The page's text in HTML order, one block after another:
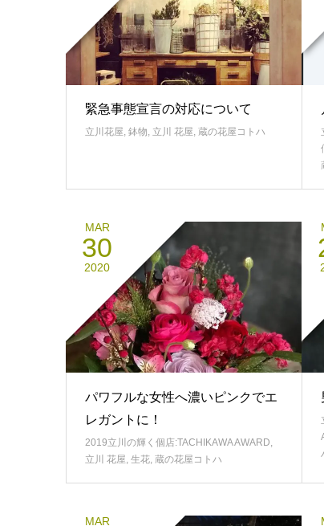
緊急事態宣言の対応について
立川花屋, 鉢物, 立川 花屋, 蔵の花屋コトハ
MAR
30
2020
パワフルな女性へ濃いピンクでエ
レガントに！
2019立川の輝く個店:TACHIKAWA AWARD,
立川 花屋, 生花, 蔵の花屋コトハ
MAR